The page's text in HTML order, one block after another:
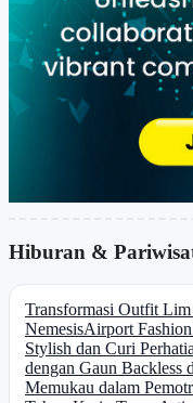
Hiburan &
Transformasi Outfit
NemesisAirport
Stylish dan Curi
dengan Gaun Backless
Memukau dalam